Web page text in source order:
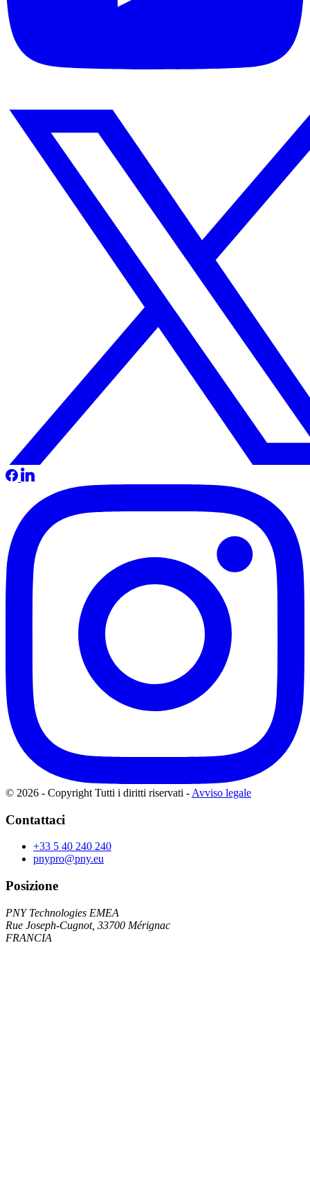
© 2026 - Copyright Tutti i diritti riservati - Avviso legale
Contattaci
+33 5 40 240 240
pnypro@pny.eu
Posizione
PNY Technologies EMEA
Rue Joseph-Cugnot, 33700 Mérignac
FRANCIA